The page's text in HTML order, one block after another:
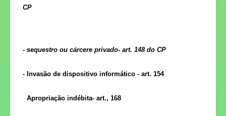
CP
- sequestro ou cárcere privado- art. 148 do CP
- Invasão de dispositivo informático - art. 154
Apropriação indébita- art., 168